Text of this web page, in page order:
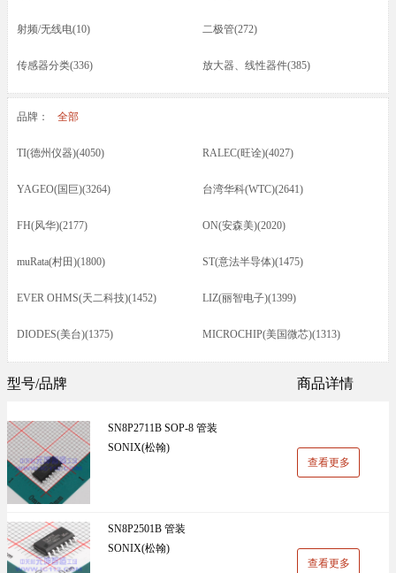
射频/无线电(10) 二极管(272)
传感器分类(336) 放大器、线性器件(385)
接口芯片分类(166) 驱动器(8)
万能板(14)
品牌： 全部
TI(德州仪器)(4050) RALEC(旺诠)(4027)
YAGEO(国巨)(3264) 台湾华科(WTC)(2641)
FH(风华)(2177) ON(安森美)(2020)
muRata(村田)(1800) ST(意法半导体)(1475)
EVER OHMS(天二科技)(1452) LIZ(丽智电子)(1399)
DIODES(美台)(1375) MICROCHIP(美国微芯)(1313)
UniOhm台湾厚声（授权代理）(983)
国产(926)
LINEAR(凌特)(728) AISHI(艾华集团)(668)
型号/品牌 商品详情
SN8P2711B SOP-8 管装
SONIX(松翰)
查看更多
SN8P2501B 管装
SONIX(松翰)
查看更多